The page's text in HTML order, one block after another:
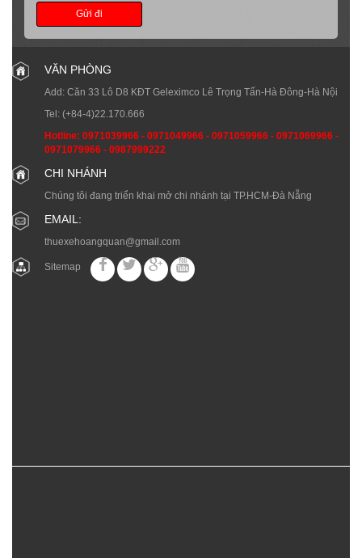
Gửi đi
VĂN PHÒNG
Add: Căn 33 Lô D8 KĐT Geleximco Lê Trọng Tấn-Hà Đông-Hà Nội
Tel: (+84-4)22.170.666
Hotline: 0971039966 - 0971049966 - 0971059966 - 0971069966 -
0971079966 - 0987999222
CHI NHÁNH
Chúng tôi đang triển khai mở chi nhánh tại TP.HCM-Đà Nẵng
EMAIL:
thuexehoangquan@gmail.com
Sitemap